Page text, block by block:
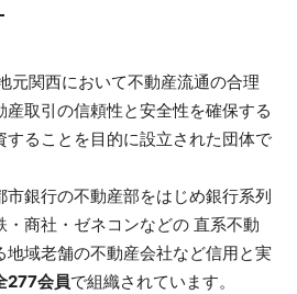
元関西において不動産流通の合理
取引の信頼性と安全性を確保する
することを目的に設立された団体で
銀行の不動産部をはじめ銀行系列
商社・ゼネコンなどの 直系不動
地域老舗の不動産会社など信用と実
277会員で組織されています。